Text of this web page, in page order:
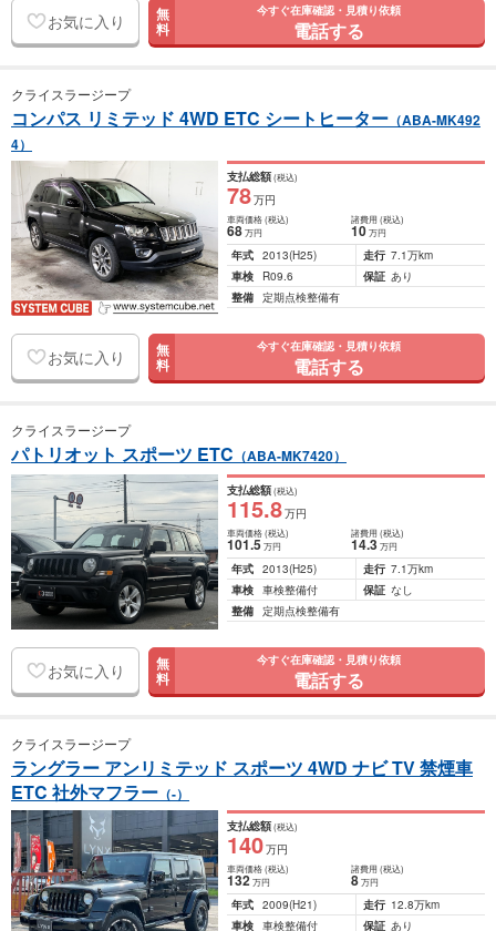
お気に入り 無
料
今すぐ在庫確認・見積り依頼
電話する
クライスラージープ
コンパス リミテッド 4WD ETC シートヒーター （ABA-MK492
4）
支払総額(税込)
78万円
車両価格(税込)
68万円
諸費用 (税込)
10 万円
年式 2013(H25) 走行 7.1万km
車検
R09.6 保証 あり
整備 定期点検整備有
お気に入り 無
料
今すぐ在庫確認・見積り依頼
電話する
クライスラージープ
パトリオット スポーツ ETC （ABA-MK7420）
支払総額(税込)
115.8万円
車両価格(税込)
101.5万円
諸費用 (税込)
14.3 万円
年式 2013(H25) 走行 7.1万km
車検 車検整備付 保証 なし
整備 定期点検整備有
お気に入り 無
料
今すぐ在庫確認・見積り依頼
電話する
クライスラージープ
ラングラー アンリミテッド スポーツ 4WD ナビ TV 禁煙車
ETC 社外マフラー （-）
支払総額(税込)
140万円
車両価格(税込)
132万円
諸費用 (税込)
8 万円
年式 2009(H21) 走行 12.8万km
車検 車検整備付 保証 あり